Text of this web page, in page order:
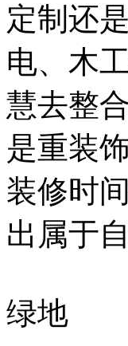
定制还
电、木
慧去整
是重装
装修时
出属于
绿地